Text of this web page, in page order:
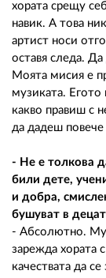
хората срещу
навик. А това
артист носи
оставя следа.
Моята мисия е
музиката. Егото
какво правиш с
да дадеш повече
- Не е толкова
били дете,
и добра,
бушуват в
- Абсолютно.
зарежда хората
качествата да